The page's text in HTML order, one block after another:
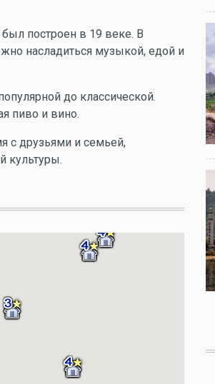
был построен в 19 веке. В
насладиться музыкой, едой и
до классической.
пиво и вино.
с друзьями и семьей,
культуры.